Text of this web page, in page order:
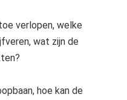
verlopen, welke
wat zijn de
hoe kan de